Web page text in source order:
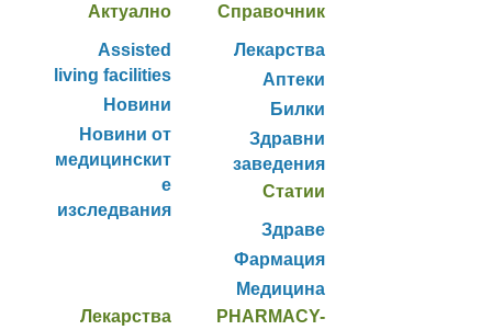
Актуално
Assisted
living facilities
Новини
Новини от
медицинскит
е
изследвания
Справочник
Лекарства
Аптеки
Билки
Здравни
заведения
Статии
Здраве
Фармация
Медицина
Лекарства
PHARMACY-